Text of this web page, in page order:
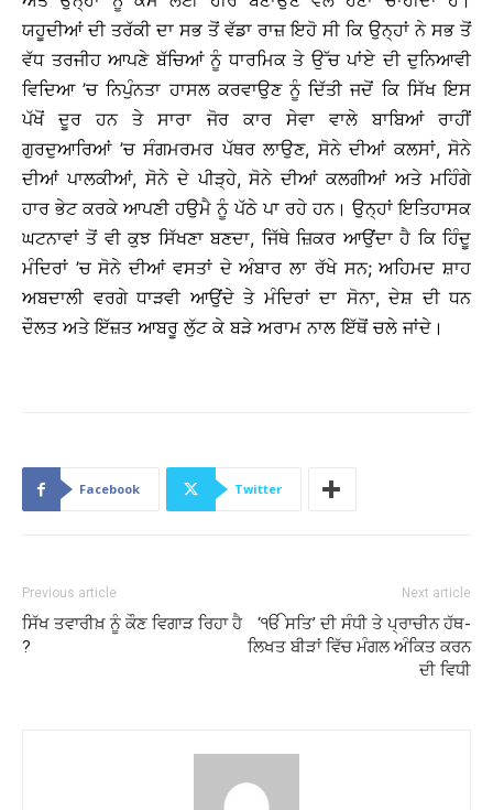
ਯਹੂਦੀਆਂ ਦੀ ਤਰੱਕੀ ਦਾ ਸਭ ਤੋਂ ਵੱਡਾ ਰਾਜ਼ ਇਹੋ ਸੀ ਕਿ ਉਨ੍ਹਾਂ ਨੇ ਸਭ ਤੋਂ
ਵੱਧ ਤਰਜੀਹ ਆਪਣੇ ਬੱਚਿਆਂ ਨੂੰ ਧਾਰਮਿਕ ਤੇ ਉੱਚ ਪਾਂਏ ਦੀ ਦੁਨਿਆਵੀ
ਵਿਦਿਆ ’ਚ ਨਿਪੁੰਨਤਾ ਹਾਸਲ ਕਰਵਾਉਣ ਨੂੰ ਦਿੱਤੀ ਜਦੋਂ ਕਿ ਸਿੱਖ ਇਸ
ਪੱਖੋਂ ਦੂਰ ਹਨ ਤੇ ਸਾਰਾ ਜੋਰ ਕਾਰ ਸੇਵਾ ਵਾਲੇ ਬਾਬਿਆਂ ਰਾਹੀਂ
ਗੁਰਦੁਆਰਿਆਂ ’ਚ ਸੰਗਮਰਮਰ ਪੱਥਰ ਲਾਉਣ, ਸੋਨੇ ਦੀਆਂ ਕਲਸਾਂ, ਸੋਨੇ
ਦੀਆਂ ਪਾਲਕੀਆਂ, ਸੋਨੇ ਦੇ ਪੀੜ੍ਹੇ, ਸੋਨੇ ਦੀਆਂ ਕਲਗੀਆਂ ਅਤੇ ਮਹਿੰਗੇ
ਹਾਰ ਭੇਟ ਕਰਕੇ ਆਪਣੀ ਹਉਮੈ ਨੂੰ ਪੱਠੇ ਪਾ ਰਹੇ ਹਨ। ਉਨ੍ਹਾਂ ਇਤਿਹਾਸਕ
ਘਟਨਾਵਾਂ ਤੋਂ ਵੀ ਕੁਝ ਸਿੱਖਣਾ ਬਣਦਾ, ਜਿੱਥੇ ਜ਼ਿਕਰ ਆਉਂਦਾ ਹੈ ਕਿ ਹਿੰਦੂ
ਮੰਦਿਰਾਂ ’ਚ ਸੋਨੇ ਦੀਆਂ ਵਸਤਾਂ ਦੇ ਅੰਬਾਰ ਲਾ ਰੱਖੇ ਸਨ; ਅਹਿਮਦ ਸ਼ਾਹ
ਅਬਦਾਲੀ ਵਰਗੇ ਧਾੜਵੀ ਆਉਂਦੇ ਤੇ ਮੰਦਿਰਾਂ ਦਾ ਸੋਨਾ, ਦੇਸ਼ ਦੀ ਧਨ
ਦੌਲਤ ਅਤੇ ਇੱਜ਼ਤ ਆਬਰੂ ਲੁੱਟ ਕੇ ਬੜੇ ਅਰਾਮ ਨਾਲ ਇੱਥੋਂ ਚਲੇ ਜਾਂਦੇ।
Facebook Twitter
Previous article
ਸਿੱਖ ਤਵਾਰੀਖ਼ ਨੂੰ ਕੌਣ ਵਿਗਾੜ ਰਿਹਾ ਹੈ
?
Next article
‘ੴ ਸਤਿ’ ਦੀ ਸੰਧੀ ਤੇ ਪ੍ਰਾਚੀਨ ਹੱਥ-
ਲਿਖਤ ਬੀੜਾਂ ਵਿੱਚ ਮੰਗਲ ਅੰਕਿਤ ਕਰਨ
ਦੀ ਵਿਧੀ